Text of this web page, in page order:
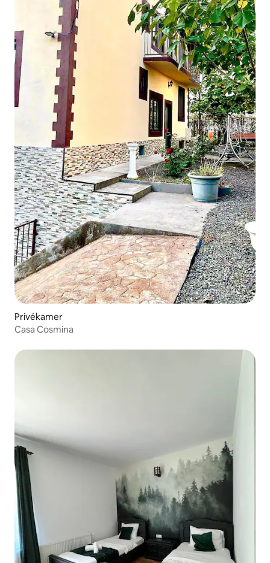
Privékamer
Casa Cosmina